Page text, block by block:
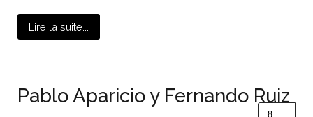
Lire la suite...
Pablo Aparicio y Fernando Ruiz